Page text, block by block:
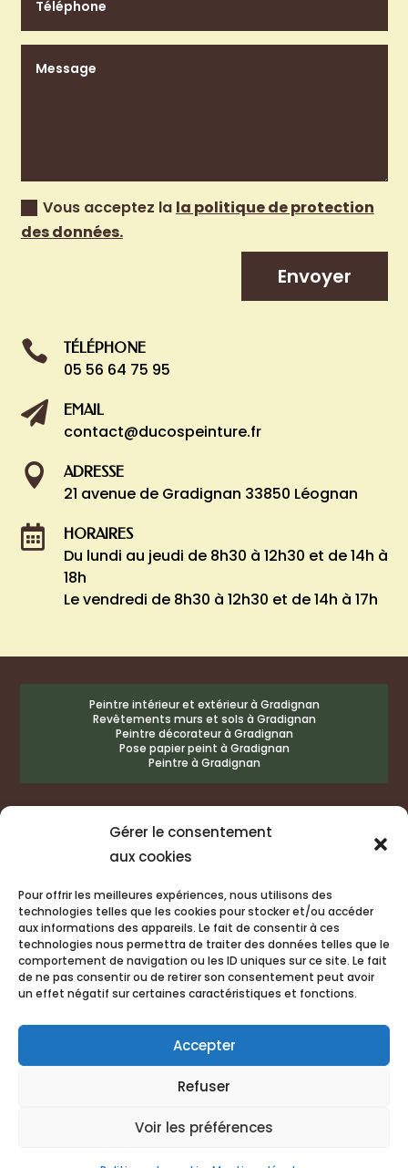
Gérer le consentement
aux cookies
Pour offrir les meilleures expériences, nous utilisons des
technologies telles que les cookies pour stocker et/ou accéder
aux informations des appareils. Le fait de consentir à ces
technologies nous permettra de traiter des données telles que le
comportement de navigation ou les ID uniques sur ce site. Le fait
de ne pas consentir ou de retirer son consentement peut avoir
un effet négatif sur certaines caractéristiques et fonctions.
Accepter
Refuser
Voir les préférences
Vous acceptez la la politique de protection
des données.
Envoyer
 TÉLÉPHONE
05 56 64 75 95
 EMAIL
contact@ducospeinture.fr
 ADRESSE
21 avenue de Gradignan 33850 Léognan
 HORAIRES
Du lundi au jeudi de 8h30 à 12h30 et de 14h à
18h
Le vendredi de 8h30 à 12h30 et de 14h à 17h
Peintre intérieur et extérieur à Gradignan
Revêtements murs et sols à Gradignan
Peintre décorateur à Gradignan
Pose papier peint à Gradignan
Peintre à Gradignan
Peintre intérieur et extérieur à Léognan
Peintre décorateur à Léognan
Peintre à Léognan